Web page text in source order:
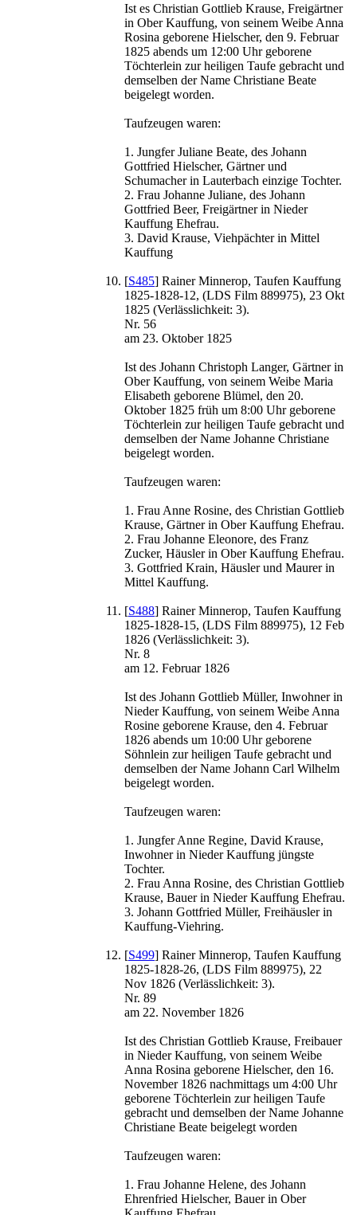
Ist es Christian Gottlieb Krause, Freigärtner
in Ober Kauffung, von seinem Weibe Anna
Rosina geborene Hielscher, den 9. Februar
1825 abends um 12:00 Uhr geborene
Töchterlein zur heiligen Taufe gebracht und
demselben der Name Christiane Beate
beigelegt worden.
Taufzeugen waren:
1. Jungfer Juliane Beate, des Johann
Gottfried Hielscher, Gärtner und
Schumacher in Lauterbach einzige Tochter.
2. Frau Johanne Juliane, des Johann
Gottfried Beer, Freigärtner in Nieder
Kauffung Ehefrau.
3. David Krause, Viehpächter in Mittel
Kauffung
[S485] Rainer Minnerop, Taufen Kauffung
1825-1828-12, (LDS Film 889975), 23 Okt
1825 (Verlässlichkeit: 3).
Nr. 56
am 23. Oktober 1825
Ist des Johann Christoph Langer, Gärtner in
Ober Kauffung, von seinem Weibe Maria
Elisabeth geborene Blümel, den 20.
Oktober 1825 früh um 8:00 Uhr geborene
Töchterlein zur heiligen Taufe gebracht und
demselben der Name Johanne Christiane
beigelegt worden.
Taufzeugen waren:
1. Frau Anne Rosine, des Christian Gottlieb
Krause, Gärtner in Ober Kauffung Ehefrau.
2. Frau Johanne Eleonore, des Franz
Zucker, Häusler in Ober Kauffung Ehefrau.
3. Gottfried Krain, Häusler und Maurer in
Mittel Kauffung.
[S488] Rainer Minnerop, Taufen Kauffung
1825-1828-15, (LDS Film 889975), 12 Feb
1826 (Verlässlichkeit: 3).
Nr. 8
am 12. Februar 1826
Ist des Johann Gottlieb Müller, Inwohner in
Nieder Kauffung, von seinem Weibe Anna
Rosine geborene Krause, den 4. Februar
1826 abends um 10:00 Uhr geborene
Söhnlein zur heiligen Taufe gebracht und
demselben der Name Johann Carl Wilhelm
beigelegt worden.
Taufzeugen waren:
1. Jungfer Anne Regine, David Krause,
Inwohner in Nieder Kauffung jüngste
Tochter.
2. Frau Anna Rosine, des Christian Gottlieb
Krause, Bauer in Nieder Kauffung Ehefrau.
3. Johann Gottfried Müller, Freihäusler in
Kauffung-Viehring.
[S499] Rainer Minnerop, Taufen Kauffung
1825-1828-26, (LDS Film 889975), 22
Nov 1826 (Verlässlichkeit: 3).
Nr. 89
am 22. November 1826
Ist des Christian Gottlieb Krause, Freibauer
in Nieder Kauffung, von seinem Weibe
Anna Rosina geborene Hielscher, den 16.
November 1826 nachmittags um 4:00 Uhr
geborene Töchterlein zur heiligen Taufe
gebracht und demselben der Name Johanne
Christiane Beate beigelegt worden
Taufzeugen waren:
1. Frau Johanne Helene, des Johann
Ehrenfried Hielscher, Bauer in Ober